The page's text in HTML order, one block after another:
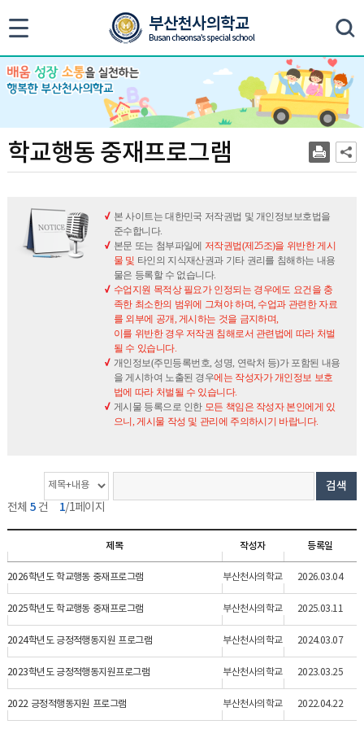
교
행
학교행동 중재프로그램
본 사이트는 대한민국 저작권법 및 개인정보보호법을
준수합니다.
본문 또는 첨부파일에 저작권법(제25조)을 위반한 게시
물 및 타인의 지식재산권과 기타 권리를 침해하는 내용
물은 등록할 수 없습니다.
수업지원 목적상 필요가 인정되는 경우에도 요건을 충
족한 최소한의 범위에 그쳐야 하며, 수업과 관련한 자료
를 외부에 공개, 게시하는 것을 금지하며,
이를 위반한 경우 저작권 침해로서 관련법에 따라 처벌
될 수 있습니다.
개인정보(주민등록번호, 성명, 연락처 등)가 포함된 내용
을 게시하여 노출된 경우에는 작성자가 개인정보 보호
법에 따라 처벌될 수 있습니다.
게시물 등록으로 인한 모든 책임은 작성자 본인에게 있
으니, 게시물 작성 및 관리에 주의하시기 바랍니다.
전체 5 건 1/1페이지
게
시
물
개
검
색
옵
션
색
어
검색
제목 작성자 등록일
2026학년도 학교행동 중재프로그램 부산천사의학교 2026.03.04
2025학년도 학교행동 중재프로그램 부산천사의학교 2025.03.11
2024학년도 긍정적행동지원 프로그램 부산천사의학교 2024.03.07
2023학년도 긍정적행동지원프로그램 부산천사의학교 2023.03.25
2022 긍정적행동지원 프로그램 부산천사의학교 2022.04.22